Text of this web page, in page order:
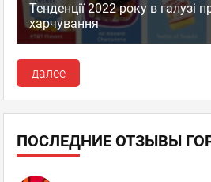
Тенденції 2022 року в галузі
харчування
далее
ПОСЛЕДНИЕ ОТЗЫВЫ